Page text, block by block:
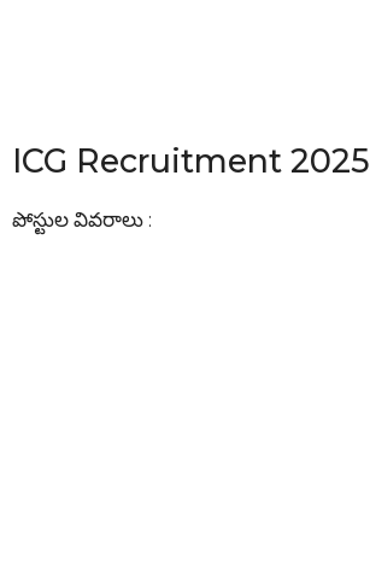
ICG Recruitment 2025
పోస్టుల వివరాలు :